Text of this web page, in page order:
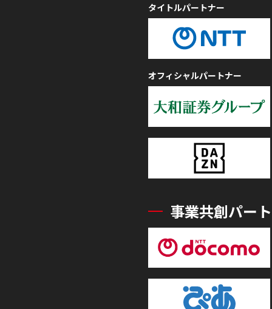
タイトルパートナー
オフィシャルパートナー
事業共創パー